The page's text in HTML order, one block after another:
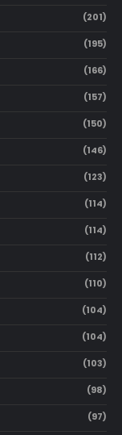
(201)
(195)
(166)
(157)
(150)
(146)
(123)
(114)
(114)
(112)
(110)
(104)
(104)
(103)
(98)
(97)